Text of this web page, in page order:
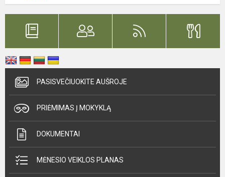
PASISVEČIUOKITE AUŠROJE
PRIĖMIMAS Į MOKYKLĄ
DOKUMENTAI
MĖNESIO VEIKLOS PLANAS